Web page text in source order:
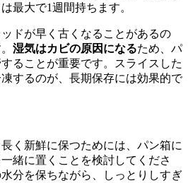
最大で1週間持ちます。
ドが早く古くなることがあるの
湿気はカビの原因になるため、パ
ることが重要です。スライスした
するのが、長期保存には効果的で
く新鮮に保つためには、パン箱に
緒に置くことを検討してくださ
分を保ちながら、しっとりしすぎ